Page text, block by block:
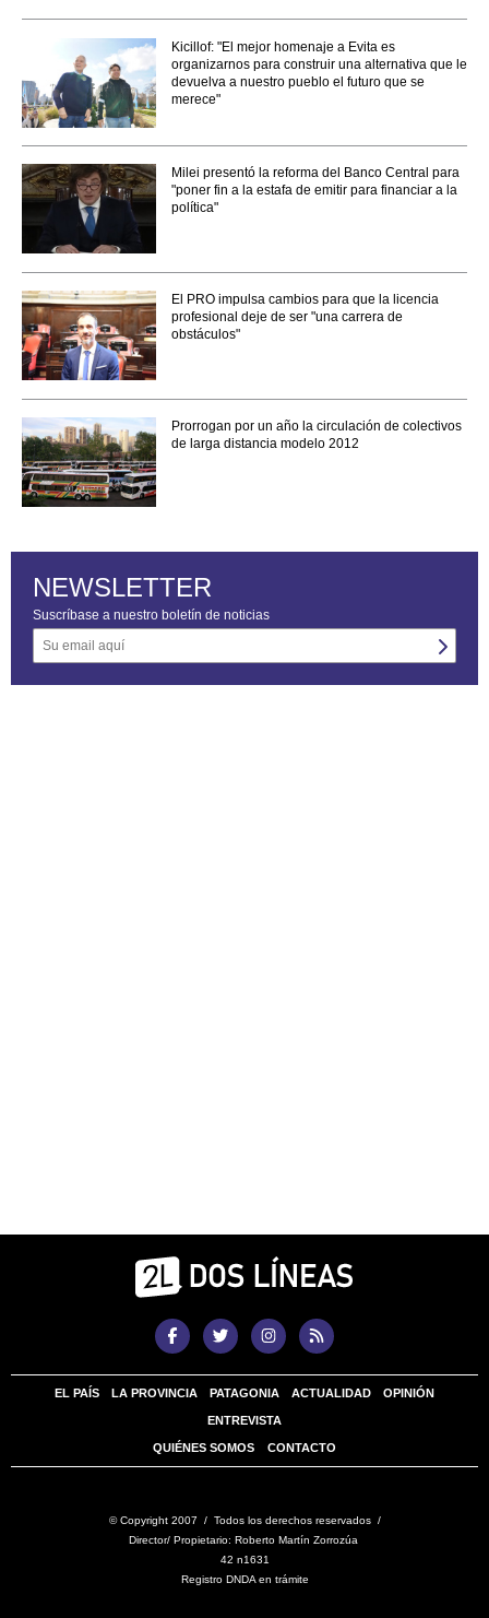
Kicillof: "El mejor homenaje a Evita es
organizarnos para construir una alternativa que le
devuelva a nuestro pueblo el futuro que se
merece"
Milei presentó la reforma del Banco Central para
"poner fin a la estafa de emitir para financiar a la
política"
El PRO impulsa cambios para que la licencia
profesional deje de ser "una carrera de
obstáculos"
Prorrogan por un año la circulación de colectivos
de larga distancia modelo 2012
NEWSLETTER
Suscríbase a nuestro boletín de noticias
EL PAÍS LA PROVINCIA PATAGONIA ACTUALIDAD OPINIÓN
ENTREVISTA
QUIÉNES SOMOS CONTACTO
© Copyright 2007 / Todos los derechos reservados /
Director/ Propietario: Roberto Martín Zorrozúa
42 n1631
Registro DNDA en trámite